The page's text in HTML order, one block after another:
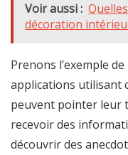
Voir aussi :
décoration
Prenons l’exemple de
applications utilisant
peuvent pointer leur
recevoir des
découvrir des